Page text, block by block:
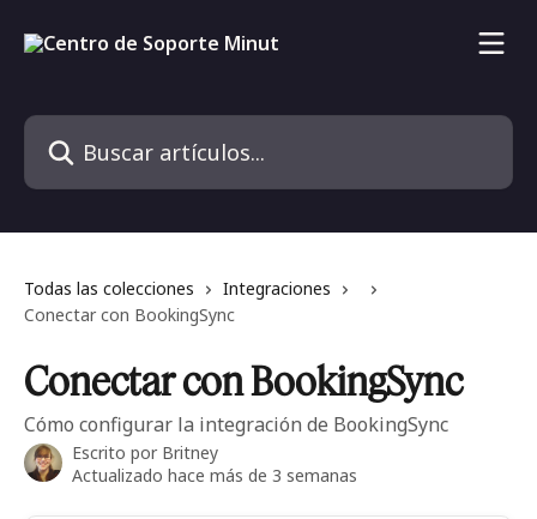
Buscar artículos...
Todas las colecciones
Integraciones
Conectar con BookingSync
Conectar con BookingSync
Cómo configurar la integración de BookingSync
Escrito por Britney
Actualizado hace más de 3 semanas